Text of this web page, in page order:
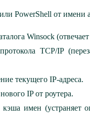
PowerShell от имени
Winsock
TCP/IP
текущего IP-адреса.
IP от роутера.
имен (устраняет